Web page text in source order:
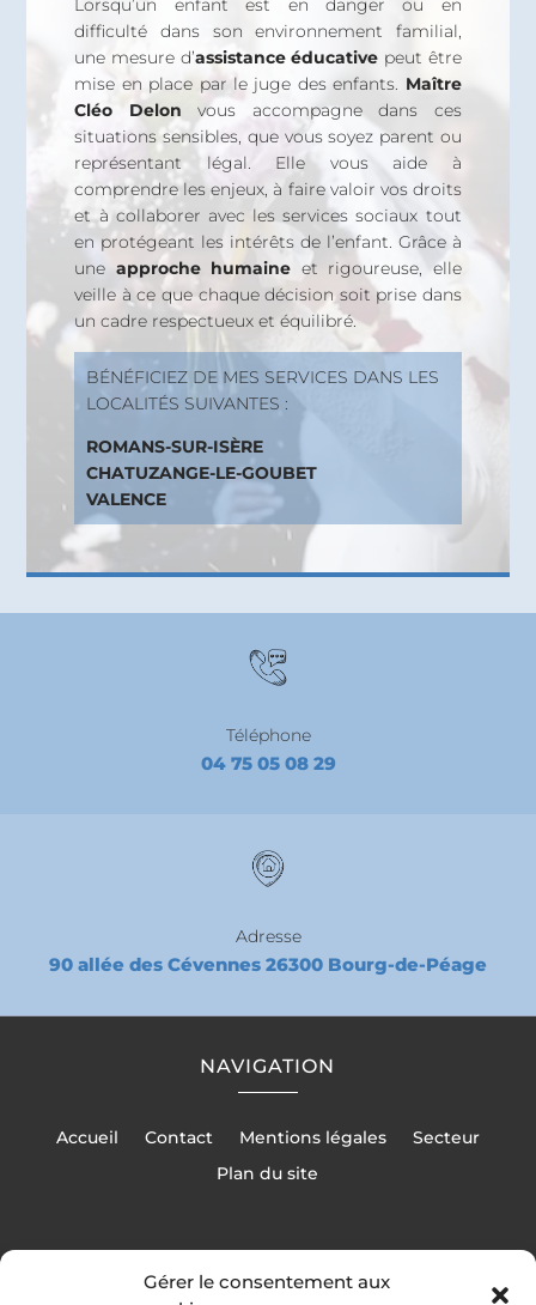
Gérer le consentement aux
Lorsqu’un enfant est en danger ou en
difficulté dans son environnement familial,
une mesure d’assistance éducative peut être
mise en place par le juge des enfants. Maître
Cléo Delon vous accompagne dans ces
situations sensibles, que vous soyez parent ou
représentant légal. Elle vous aide à
comprendre les enjeux, à faire valoir vos droits
et à collaborer avec les services sociaux tout
en protégeant les intérêts de l’enfant. Grâce à
une approche humaine et rigoureuse, elle
veille à ce que chaque décision soit prise dans
un cadre respectueux et équilibré.
BÉNÉFICIEZ DE MES SERVICES DANS LES
LOCALITÉS SUIVANTES :
ROMANS-SUR-ISÈRE
CHATUZANGE-LE-GOUBET
VALENCE
Téléphone
04 75 05 08 29
Adresse
90 allée des Cévennes 26300 Bourg-de-Péage
NAVIGATION
Accueil Contact Mentions légales
Secteur
Plan du site